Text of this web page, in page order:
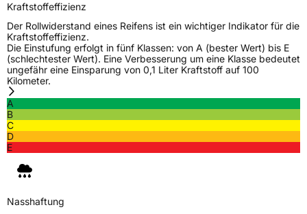
Kraftstoffeffizienz
Der Rollwiderstand eines Reifens ist ein wichtiger Indikator für die
Kraftstoffeffizienz.
Die Einstufung erfolgt in fünf Klassen: von A (bester Wert) bis E
(schlechtester Wert). Eine Verbesserung um eine Klasse bedeutet
ungefähr eine Einsparung von 0,1 Liter Kraftstoff auf 100
Kilometer.
A
B
C
D
E
Nasshaftung